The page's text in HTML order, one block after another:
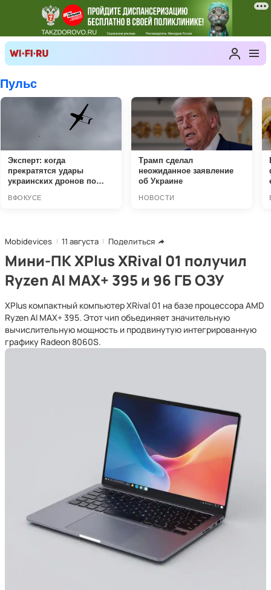
Mobidevices 11 августа Поделиться
Мини-ПК XPlus XRival 01 получил
Ryzen AI MAX+ 395 и 96 ГБ ОЗУ
XPlus компактный компьютер XRival 01 на базе процессора AMD
Ryzen AI MAX+ 395. Этот чип объединяет значительную
вычислительную мощность и продвинутую интегрированную
графику Radeon 8060S.